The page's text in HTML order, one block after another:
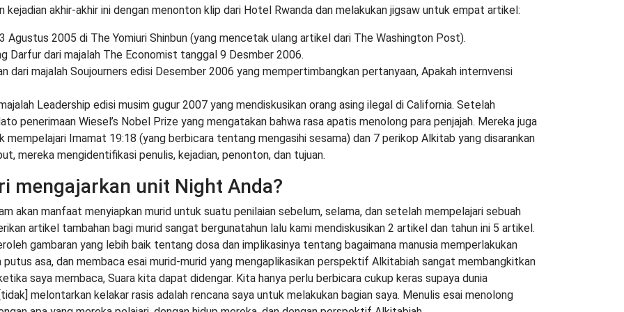
kejadian akhir-akhir ini dengan menonton klip dari Hotel Rwanda dan melakukan jigsaw untuk empat artikel:
3 Agustus 2005 di The Yomiuri Shinbun (yang mencetak ulang artikel dari The Washington Post).
Darfur dari majalah The Economist tanggal 9 Desmber 2006.
dari majalah Soujourners edisi Desember 2006 yang mempertimbangkan pertanyaan, Apakah internvensi
majalah Leadership edisi musim gugur 2007 yang mendiskusikan orang asing ilegal di California. Setelah
penerimaan Wiesel’s Nobel Prize yang mengatakan bahwa rasa apatis menolong para penjajah. Mereka juga
Imamat 19:18 (yang berbicara tentang mengasihi sesama) dan 7 perikop Alkitab yang disarankan
mereka mengidentifikasi penulis, kejadian, penonton, dan tujuan.
mengajarkan unit Night Anda?
akan manfaat menyiapkan murid untuk suatu penilaian sebelum, selama, dan setelah mempelajari sebuah
artikel tambahan bagi murid sangat bergunatahun lalu kami mendiskusikan 2 artikel dan tahun ini 5 artikel.
gambaran yang lebih baik tentang dosa dan implikasinya tentang bagaimana manusia memperlakukan
putus asa, dan membaca esai murid-murid yang mengaplikasikan perspektif Alkitabiah sangat membangkitkan
saya membaca, Suara kita dapat didengar. Kita hanya perlu berbicara cukup keras supaya dunia
melontarkan kelakar rasis adalah rencana saya untuk melakukan bagian saya. Menulis esai menolong